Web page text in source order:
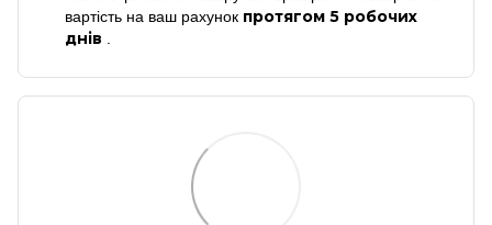
вартість на ваш рахунок протягом 5 робочих
днів